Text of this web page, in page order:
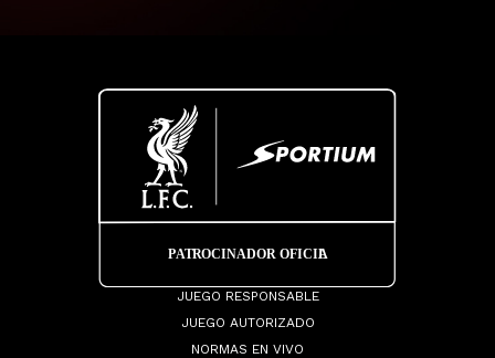
JUEGO RESPONSABLE
JUEGO AUTORIZADO
NORMAS EN VIVO